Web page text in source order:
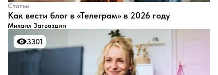
Статьи
Как вести блог в «Телеграм» в 2026 году
Михаил Загваздин
3301
3301